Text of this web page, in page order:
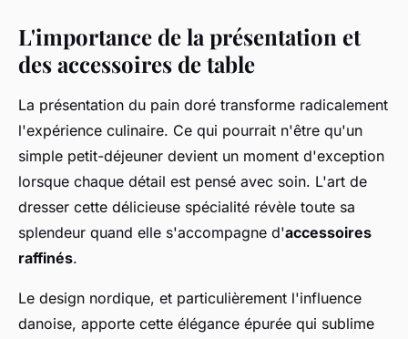
L'importance de la présentation et
des accessoires de table
La présentation du pain doré transforme radicalement
l'expérience culinaire. Ce qui pourrait n'être qu'un
simple petit-déjeuner devient un moment d'exception
lorsque chaque détail est pensé avec soin. L'art de
dresser cette délicieuse spécialité révèle toute sa
splendeur quand elle s'accompagne d'accessoires
raffinés.
Le design nordique, et particulièrement l'influence
danoise, apporte cette élégance épurée qui sublime